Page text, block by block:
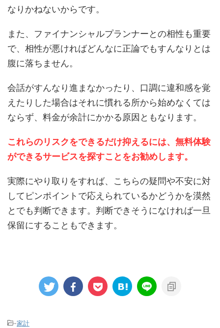
なりかねないからです。
また、ファイナンシャルプランナーとの相性も重要
で、相性が悪ければどんなに正論でもすんなりとは
腹に落ちません。
会話がすんなり進まなかったり、口調に違和感を覚
えたりした場合はそれに慣れる所から始めなくては
ならず、料金が余計にかかる原因ともなります。
これらのリスクをできるだけ抑えるには、無料体験
ができるサービスを探すことをお勧めします。
実際にやり取りをすれば、こちらの疑問や不安に対
してピンポイントで応えられているかどうかを漠然
とでも判断できます。判断できそうになければ一旦
保留にすることもできます。
-家計